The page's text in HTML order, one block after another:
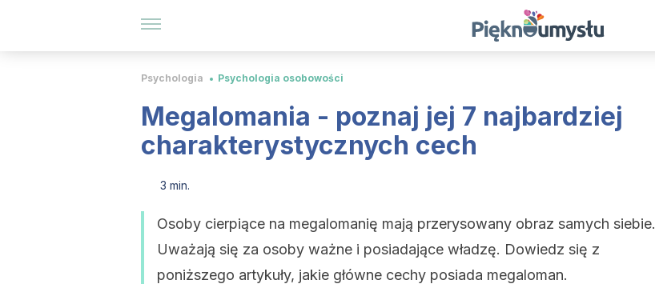
Psychologia Psychologia osobowości
Megalomania - poznaj jej 7 najbardziej
charakterystycznych cech
3 min.
Osoby cierpiące na megalomanię mają przerysowany obraz samych siebie.
Uważają się za osoby ważne i posiadające władzę. Dowiedz się z
poniższego artykuły, jakie główne cechy posiada megaloman.